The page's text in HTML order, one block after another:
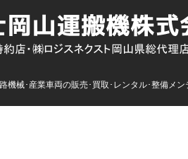
機械･産業車両の販売･買取･レンタル･整備メン